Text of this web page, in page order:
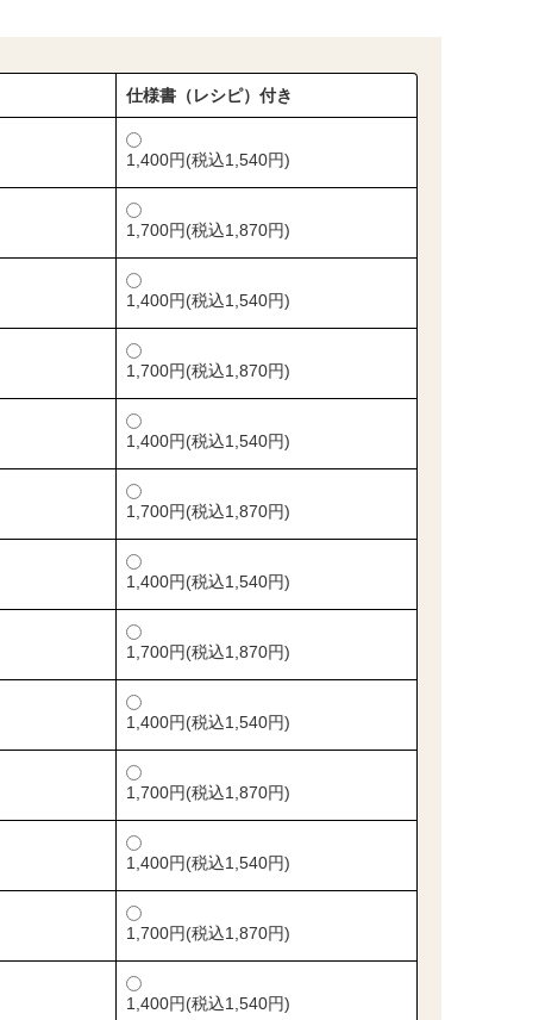
仕様書（レシピ）付き
1,400円(税込1,540円)
1,700円(税込1,870円)
1,400円(税込1,540円)
1,700円(税込1,870円)
1,400円(税込1,540円)
1,700円(税込1,870円)
1,400円(税込1,540円)
1,700円(税込1,870円)
1,400円(税込1,540円)
1,700円(税込1,870円)
1,400円(税込1,540円)
1,700円(税込1,870円)
1,400円(税込1,540円)